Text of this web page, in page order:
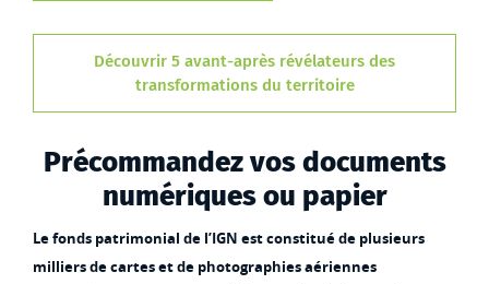
Découvrir 5 avant-après révélateurs des
transformations du territoire
Précommandez vos documents
numériques ou papier
Le fonds patrimonial de l’IGN est constitué de plusieurs
milliers de cartes et de photographies aériennes